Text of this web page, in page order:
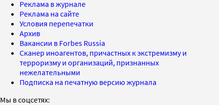
Реклама в журнале
Реклама на сайте
Условия перепечатки
Архив
Вакансии в Forbes Russia
Сканер иноагентов, причастных к экстремизму и
терроризму и организаций, признанных
нежелательными
Подписка на печатную версию журнала
Мы в соцсетях: